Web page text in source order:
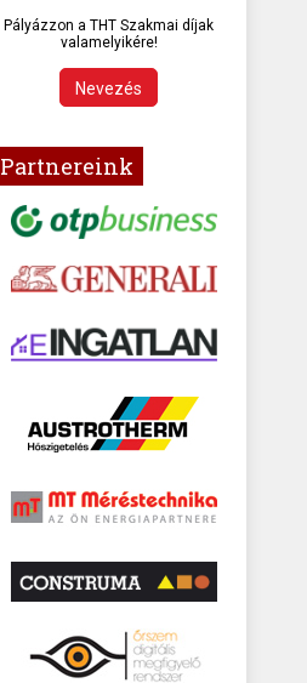
Pályázzon a THT Szakmai díjak
valamelyikére!
Nevezés
Partnereink